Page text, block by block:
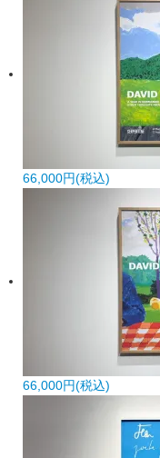
66,000円(税込)
66,000円(税込)